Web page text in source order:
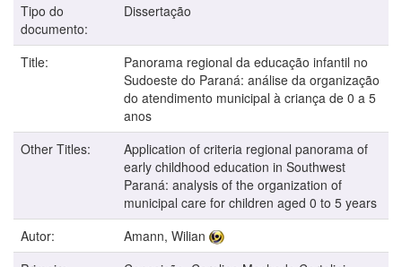
Tipo do
documento:
Dissertação
Title:
Panorama regional da educação infantil no
Sudoeste do Paraná: análise da organização
do atendimento municipal à criança de 0 a 5
anos
Other Titles:
Application of criteria regional panorama of
early childhood education in Southwest
Paraná: analysis of the organization of
municipal care for children aged 0 to 5 years
Autor:
Amann, Wilian